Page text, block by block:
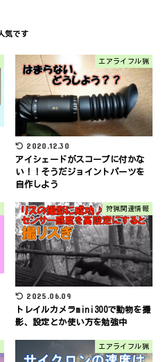
エアライフル猟
2020.12.30
アイシェードがスコープに付かな
い！！そうだジョイントパーツを
自作しよう
狩猟関連情報
2025.06.09
トレイルカメラmini300で動物を撮
影、設定とか使い方を勉強中
エアライフル猟